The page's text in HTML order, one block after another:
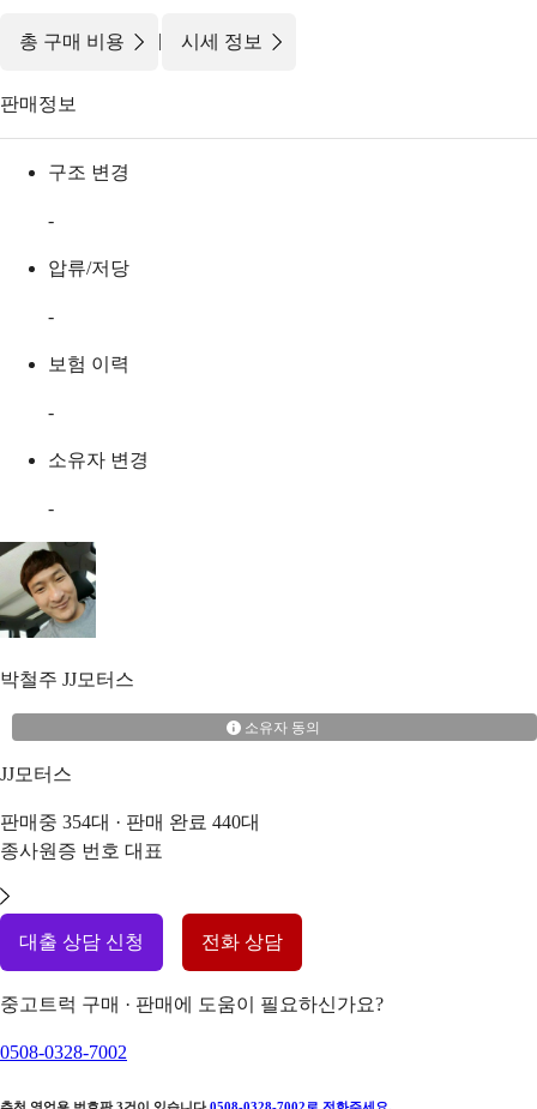
총 구매 비용 | 시세 정보
판매정보
구조 변경
-
압류/저당
-
보험 이력
-
소유자 변경
-
박철주 JJ모터스
소유자 동의
JJ모터스
판매중 354대 · 판매 완료 440대
종사원증 번호 대표
대출 상담 신청 전화 상담
중고트럭 구매 · 판매에 도움이 필요하신가요?
0508-0328-7002